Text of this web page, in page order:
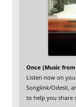
Once (Music
Listen now on
Songlink/Odesli,
to help you share